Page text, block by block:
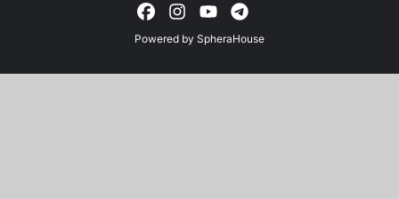
Powered by SpheraHouse